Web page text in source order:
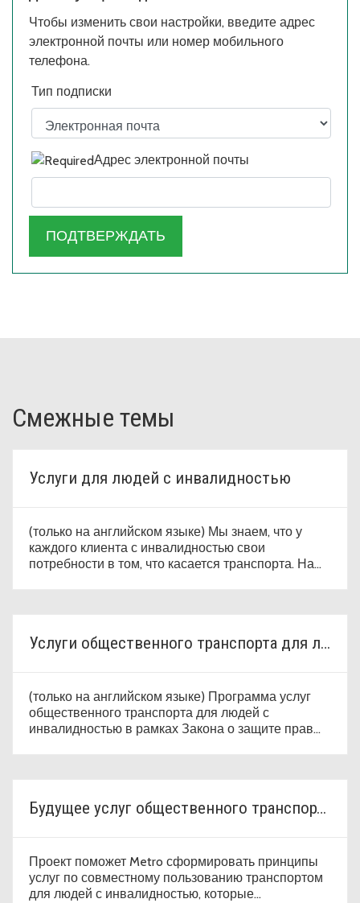
Чтобы изменить свои настройки, введите адрес
электронной почты или номер мобильного
телефона.
Тип подписки
Адрес электронной почты
Смежные темы
Услуги для людей с инвалидностью
(только на английском языке) Мы знаем, что у
каждого клиента с инвалидностью свои
потребности в том, что касается транспорта. Наш
Услуги общественного транспорта для людей с инвалидностью в рамках ADA
(только на английском языке) Программа услуг
общественного транспорта для людей с
инвалидностью в рамках Закона о защите прав
включая людей с инвалидностью.
Будущее услуг общественного транспорта для людей с инвалидностью
Проект поможет Metro сформировать принципы
услуг по совместному пользованию транспортом
для людей с инвалидностью, которые